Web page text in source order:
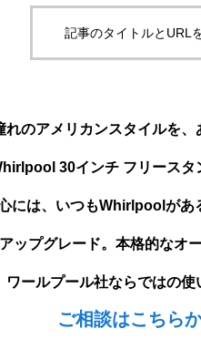
記事のタイトルとURL
れのアメリカンスタイルを、
30インチ フリースタ
には、いつもWhirlpoolが
ップグレード。本格的なオ
ワールプール社ならではの使
ご相談はこちら